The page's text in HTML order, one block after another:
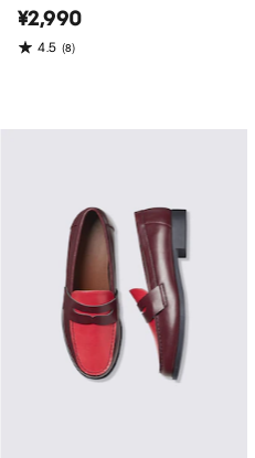
¥2,990
4.5 (8)